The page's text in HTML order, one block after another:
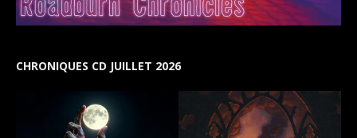
CHRONIQUES CD JUILLET 2026